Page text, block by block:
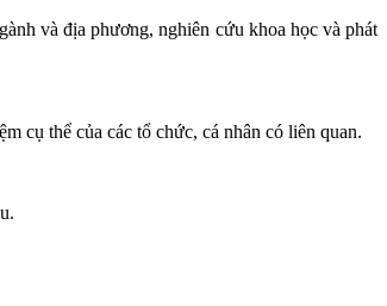
và địa phương, nghiên cứu khoa học và phát
cụ thể của các tổ chức, cá nhân có liên quan.